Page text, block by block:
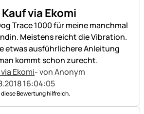
via Ekomi
Trace 1000 für meine manchmal
Meistens reicht die Vibration.
etwas ausführlichere Anleitung
kommt schon zurecht.
Ekomi- von Anonym
16:04:05
Bewertung hilfreich.